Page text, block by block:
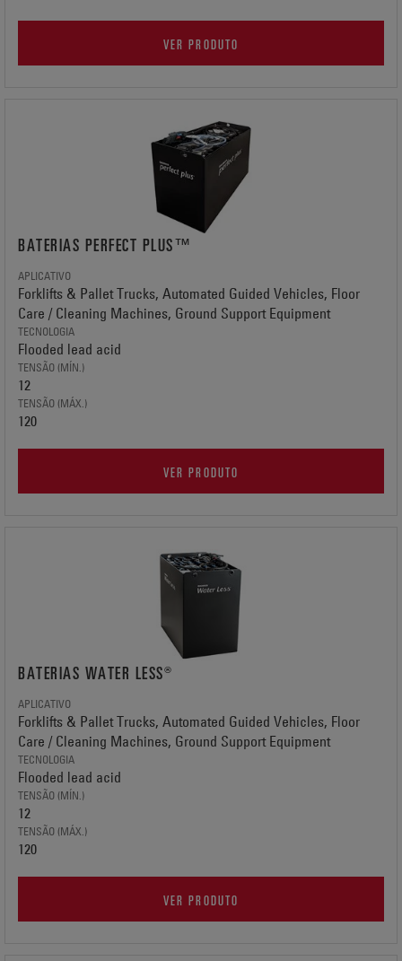
VER PRODUTO
BATERIAS PERFECT PLUS™
APLICATIVO
Forklifts & Pallet Trucks, Automated Guided Vehicles, Floor
Care / Cleaning Machines, Ground Support Equipment
TECNOLOGIA
Flooded lead acid
TENSÃO (MÍN.)
12
TENSÃO (MÁX.)
120
VER PRODUTO
BATERIAS WATER LESS®
APLICATIVO
Forklifts & Pallet Trucks, Automated Guided Vehicles, Floor
Care / Cleaning Machines, Ground Support Equipment
TECNOLOGIA
Flooded lead acid
TENSÃO (MÍN.)
12
TENSÃO (MÁX.)
120
VER PRODUTO